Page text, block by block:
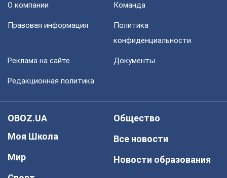
О компании Команда
Правовая информация
Политика
конфиденциальности
Реклама на сайте Документы
Редакционная политика
OBOZ.UA
Моя Школа
Мир
Общество
Все новости
Новости образования